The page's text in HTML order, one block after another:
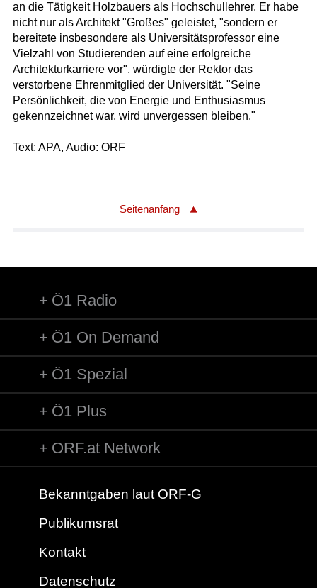
an die Tätigkeit Holzbauers als Hochschullehrer. Er habe
nicht nur als Architekt "Großes" geleistet, "sondern er
bereitete insbesondere als Universitätsprofessor eine
Vielzahl von Studierenden auf eine erfolgreiche
Architekturkarriere vor", würdigte der Rektor das
verstorbene Ehrenmitglied der Universität. "Seine
Persönlichkeit, die von Energie und Enthusiasmus
gekennzeichnet war, wird unvergessen bleiben."
Text: APA, Audio: ORF
Seitenanfang
Ö1 Radio
Ö1 On Demand
Ö1 Spezial
Ö1 Plus
ORF.at Network
Bekanntgaben laut ORF-G
Publikumsrat
Kontakt
Datenschutz